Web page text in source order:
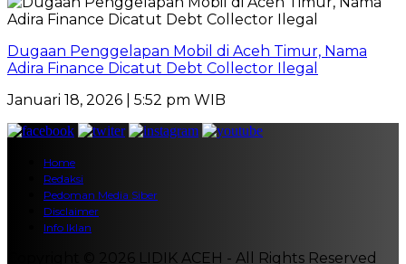
Dugaan Penggelapan Mobil di Aceh Timur, Nama
Adira Finance Dicatut Debt Collector Ilegal
Januari 18, 2026 | 5:52 pm WIB
Home
Redaksi
Pedoman Media Siber
Disclaimer
Info Iklan
Copyright © 2026 LIDIK ACEH - All Rights Reserved